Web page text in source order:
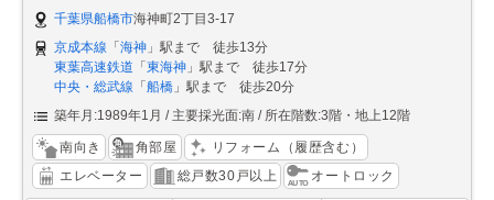
千葉県船橋市海神町2丁目3-17
京成本線 「 海神 」駅まで 徒歩13分
東葉高速鉄道 「 東海神 」駅まで 徒歩17分
中央・総武線 「 船橋 」駅まで 徒歩20分
築年月:1989年1月
主要採光面:南 所在階数:3階・地上12階
南向き 角部屋
リフォーム（履歴含む）
エレベーター
総戸数30戸以上 オートロック